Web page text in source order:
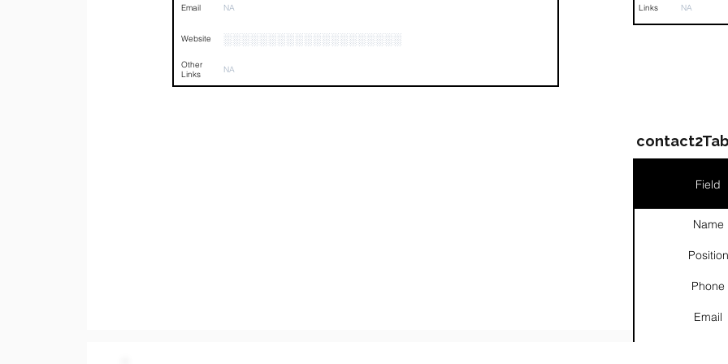
Email NA
Website ░░░░░░░░░░░░░░░░░░░░
Other
Links
NA
Links NA
Field
Name
Position
Phone
Email